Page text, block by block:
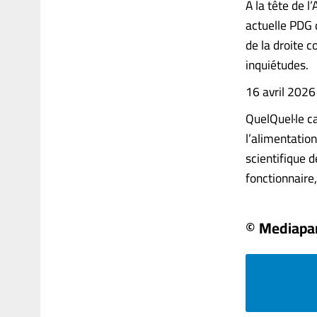
À la tête de
actuelle
de la droite
inquiétudes.
16 avril
QuelQuel·le
scientifique
©